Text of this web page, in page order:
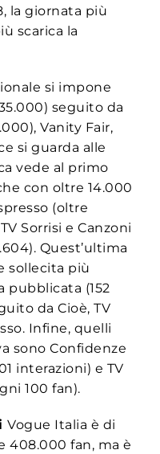
la giornata più
scarica la
si impone
seguito da
Vanity Fair,
si guarda alle
vede al primo
con oltre 14.000
(oltre
Sorrisi e Canzoni
Quest’ultima
sollecita più
pubblicata (152
da Cioè, TV
Infine, quelli
sono Confidenze
interazioni) e TV
100 fan).
Vogue Italia è di
408.000 fan, ma è